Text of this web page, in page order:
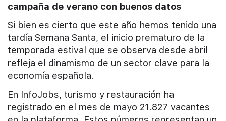
campaña de verano con buenos datos
Si bien es cierto que este año hemos tenido una
tardía Semana Santa, el inicio prematuro de la
temporada estival que se observa desde abril
refleja el dinamismo de un sector clave para la
economía española.
En InfoJobs, turismo y restauración ha
registrado en el mes de mayo 21.827 vacantes